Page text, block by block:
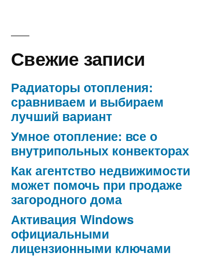
Свежие записи
Радиаторы отопления:
сравниваем и выбираем
лучший вариант
Умное отопление: все о
внутрипольных конвекторах
Как агентство недвижимости
может помочь при продаже
загородного дома
Активация Windows
официальными
лицензионными ключами